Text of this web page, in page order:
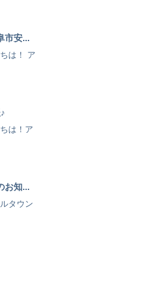
市安...
は！ ア
は！ア
お知...
タウン